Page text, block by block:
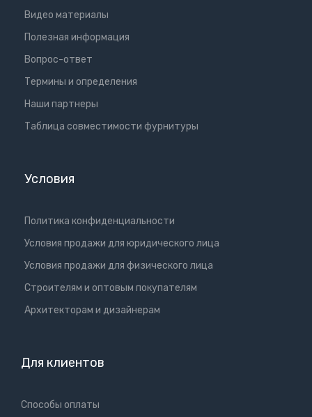
Видео материалы
Полезная информация
Вопрос-ответ
Термины и определения
Наши партнеры
Таблица совместимости фурнитуры
Условия
Политика конфиденциальности
Условия продажи для юридического лица
Условия продажи для физического лица
Cтроителям и оптовым покупателям
Aрхитекторам и дизайнерам
Для клиентов
Способы оплаты